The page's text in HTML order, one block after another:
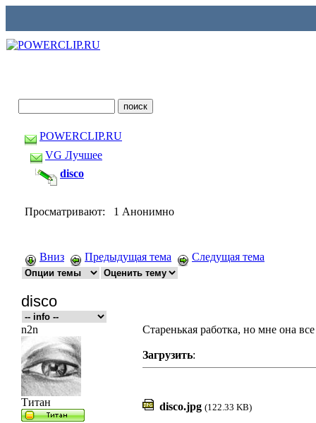
POWERCLIP.RU
VG Лучшее
disco
Просматривают: 1 Анонимно
Вниз Предыдущая тема Следущая тема
disco
n2n
Титан
Старенькая работка, но мне она
Загрузить:
disco.jpg (122.33 KB)